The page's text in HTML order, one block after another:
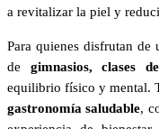
a revitalizar la piel y
Para quienes disfrutan de
de gimnasios, clases
equilibrio físico y mental.
gastronomía saludable,